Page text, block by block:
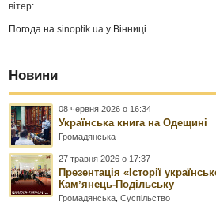
вітер:
Погода наsinoptik.ua у Вінниці
Новини
08 червня 2026 о 16:34
Українська книга на Одещині
Громадянська
27 травня 2026 о 17:37
Презентація «Історії
Камʼянець-Подільську
Громадянська ,Суспільство